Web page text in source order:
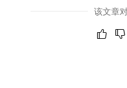
该文章